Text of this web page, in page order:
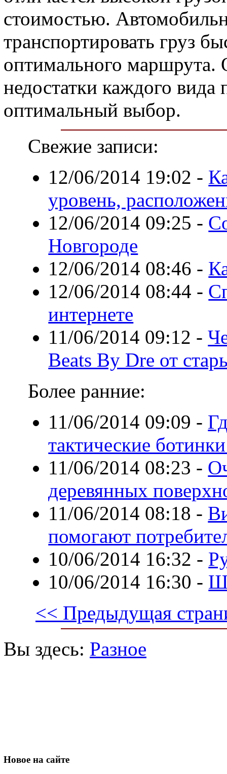
стоимостью.
транспортировать груз
оптимального маршрута.
недостатки каждого вида
оптимальный выбор.
Свежие записи:
12/06/2014 19:02 -
уровень,
12/06/2014 09:25 -
Новгороде
12/06/2014 08:46 -
12/06/2014 08:44 -
интернете
11/06/2014 09:12 -
Beats By Dre от
Более ранние:
11/06/2014 09:09 -
тактические
11/06/2014 08:23 -
деревянных
11/06/2014 08:18 -
помогают
10/06/2014 16:32 -
10/06/2014 16:30 -
<< Предыдущая
Вы здесь: Разное
Новое на сайте